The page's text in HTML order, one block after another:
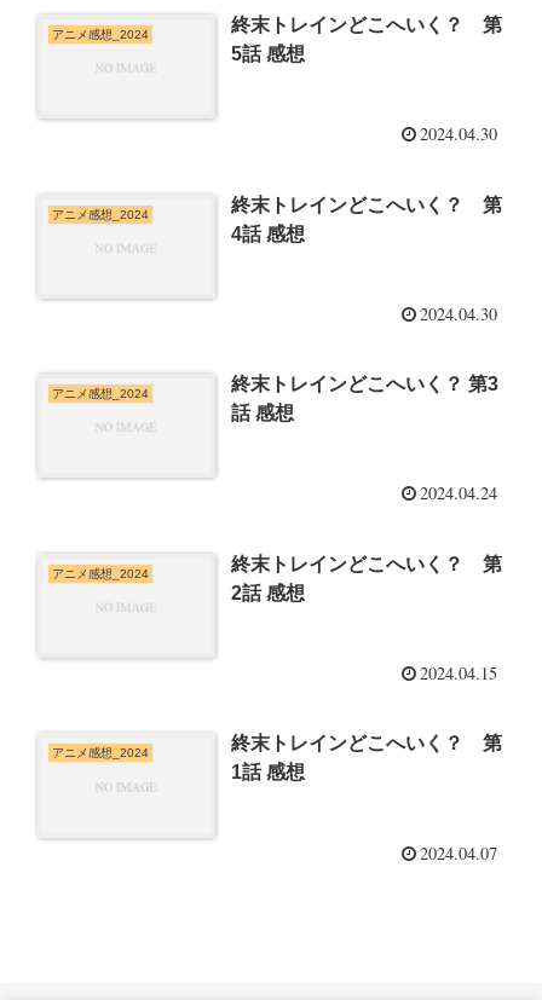
アニメ感想_2024
終末トレインどこへいく？ 第
5話 感想
2024.04.30
アニメ感想_2024
終末トレインどこへいく？ 第
4話 感想
2024.04.30
アニメ感想_2024
終末トレインどこへいく？ 第3
話 感想
2024.04.24
アニメ感想_2024
終末トレインどこへいく？ 第
2話 感想
2024.04.15
アニメ感想_2024
終末トレインどこへいく？ 第
1話 感想
2024.04.07